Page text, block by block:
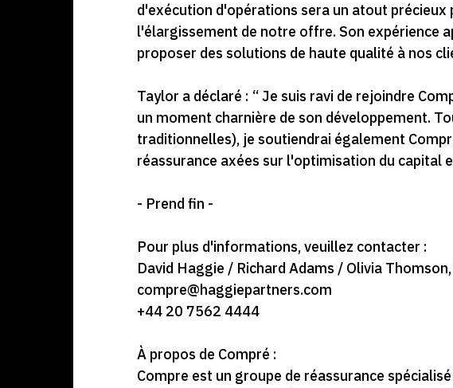
d'exécution d'opérations sera un atout
l'élargissement de notre offre. Son expérience
proposer des solutions de haute qualité à nos
Taylor a déclaré : “ Je suis ravi de rejoindre
un moment charnière de son développement.
traditionnelles), je soutiendrai également
réassurance axées sur l'optimisation du capital
- Prend fin -
Pour plus d'informations, veuillez contacter :
David Haggie / Richard Adams / Olivia
compre@haggiepartners.com
+44 20 7562 4444
À propos de Compré :
Compre est un groupe de réassurance